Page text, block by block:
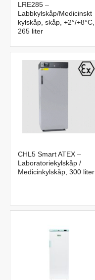
LRE285 –
Labbkylskåp/Medicinskt
kylskåp, skåp, +2°/+8°C,
265 liter
CHL5 Smart ATEX –
Laboratoriekylskåp /
Medicinkylskåp, 300 liter